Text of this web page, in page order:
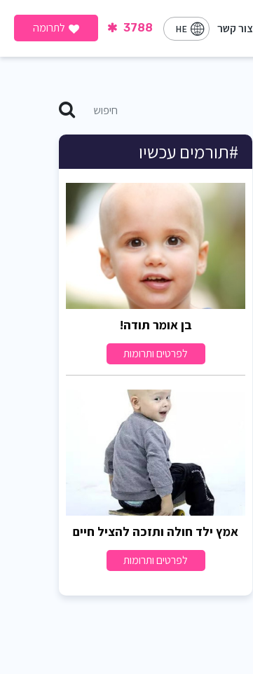
צור קשר HE
3788 לתרומה
#תורמים עכשיו
בן אומר תודה!
לפרטים ותרומות
אמץ ילד חולה ותזכה להציל חיים
לפרטים ותרומות